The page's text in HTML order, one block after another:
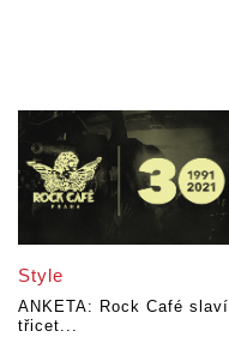
Style
ANKETA: Rock Café slaví
třicet...